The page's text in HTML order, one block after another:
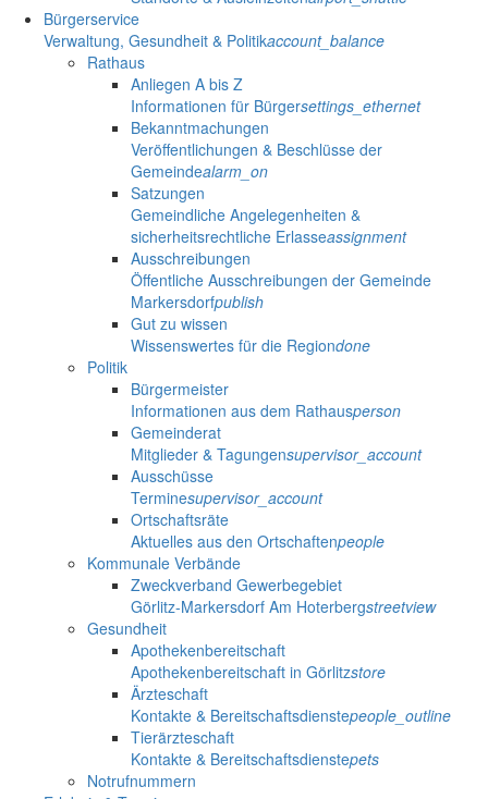
Bürgerservice
Verwaltung, Gesundheit & Politikaccount_balance
Rathaus
Anliegen A bis Z
Informationen für Bürgersettings_ethernet
Bekanntmachungen
Veröffentlichungen & Beschlüsse der
Gemeindealarm_on
Satzungen
Gemeindliche Angelegenheiten &
sicherheitsrechtliche Erlasseassignment
Ausschreibungen
Öffentliche Ausschreibungen der Gemeinde
Markersdorfpublish
Gut zu wissen
Wissenswertes für die Regiondone
Politik
Bürgermeister
Informationen aus dem Rathausperson
Gemeinderat
Mitglieder & Tagungensupervisor_account
Ausschüsse
Terminesupervisor_account
Ortschaftsräte
Aktuelles aus den Ortschaftenpeople
Kommunale Verbände
Zweckverband Gewerbegebiet
Görlitz-Markersdorf Am Hoterbergstreetview
Gesundheit
Apothekenbereitschaft
Apothekenbereitschaft in Görlitzstore
Ärzteschaft
Kontakte & Bereitschaftsdienstepeople_outline
Tierärzteschaft
Kontakte & Bereitschaftsdienstepets
Notrufnummern